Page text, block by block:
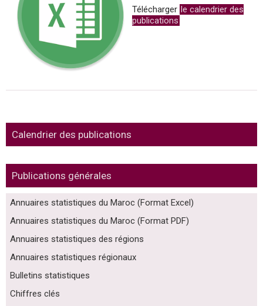
Calendrier des publications
Publications générales
Annuaires statistiques du Maroc (Format Excel)
Annuaires statistiques du Maroc (Format PDF)
Annuaires statistiques des régions
Annuaires statistiques régionaux
Bulletins statistiques
Chiffres clés
Télécharger le calendrier des
publications